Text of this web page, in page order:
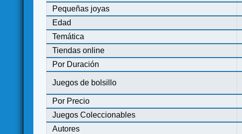
Pequeñas joyas
Edad
Temática
Tiendas online
Por Duración
Juegos de bolsillo
Por Precio
Juegos Coleccionables
Autores